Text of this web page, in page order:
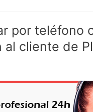
por teléfono
al cliente de